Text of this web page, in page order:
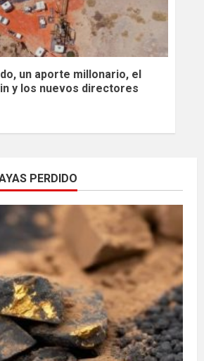
un aporte millonario, el
y los nuevos directores
PERDIDO